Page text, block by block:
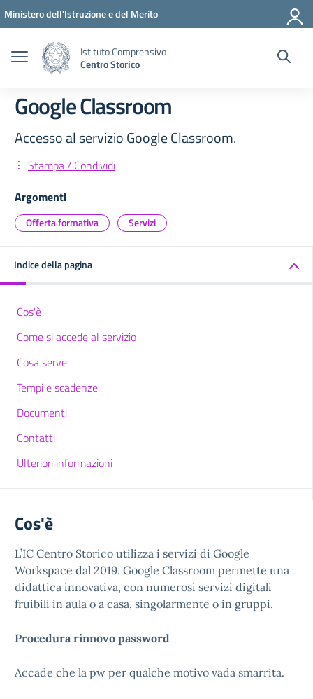
Vai ai contenuti
Vai al menu di navigazione
Vai al footer
Ministero dell'Istruzione e del Merito
Istituto Comprensivo
Centro Storico
Google Classroom
Accesso al servizio Google Classroom.
Stampa / Condividi
Argomenti
Offerta formativa Servizi
Indice della pagina
Cos'è
Come si accede al servizio
Cosa serve
Tempi e scadenze
Documenti
Contatti
Ulteriori informazioni
Cos'è
L’IC Centro Storico utilizza i servizi di Google
Workspace dal 2019. Google Classroom permette una
didattica innovativa, con numerosi servizi digitali
fruibili in aula o a casa, singolarmente o in gruppi.
Procedura rinnovo password
Accade che la pw per qualche motivo vada smarrita.